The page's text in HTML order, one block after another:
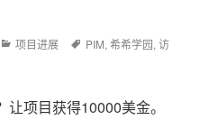
Categories
项目进展 Tags
PIM,希希学园,访
项目获得10000美金。